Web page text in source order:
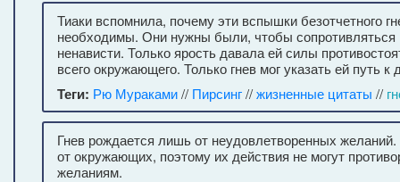
Тиаки вспомнила, почему эти вспышки безотчетного
необходимы. Они нужны были, чтобы
ненависти. Только ярость давала ей силы
всего окружающего. Только гнев мог указать ей путь к
Теги: Рю Мураками// Пирсинг//жизненные цитаты //
Гнев рождается лишь от неудовлетворенных
от окружающих, поэтому их действия не могут
желаниям.